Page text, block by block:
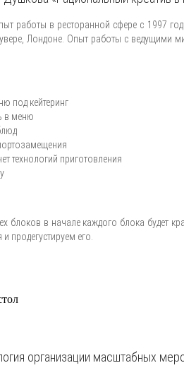
работы в ресторанной сфере с 1997
Лондоне. Опыт работы с
под кейтеринг
в меню
технологий приготовления
блоков в начале каждого блока будет
продегустируем его.
организации масштабных